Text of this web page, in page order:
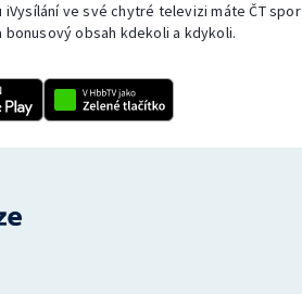
iVysílání ve své chytré televizi máte ČT
obsah kdekoli a kdykoli.